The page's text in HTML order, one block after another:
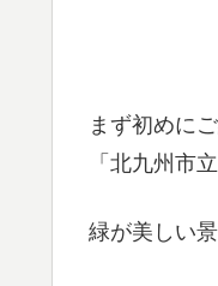
まず初めに
「北九州市
緑が美しい